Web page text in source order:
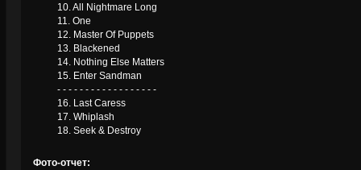
10. All Nightmare Long
11. One
12. Master Of Puppets
13. Blackened
14. Nothing Else Matters
15. Enter Sandman
- - - - - - - - - - - - - - - - - -
16. Last Caress
17. Whiplash
18. Seek & Destroy
Фото-отчет: